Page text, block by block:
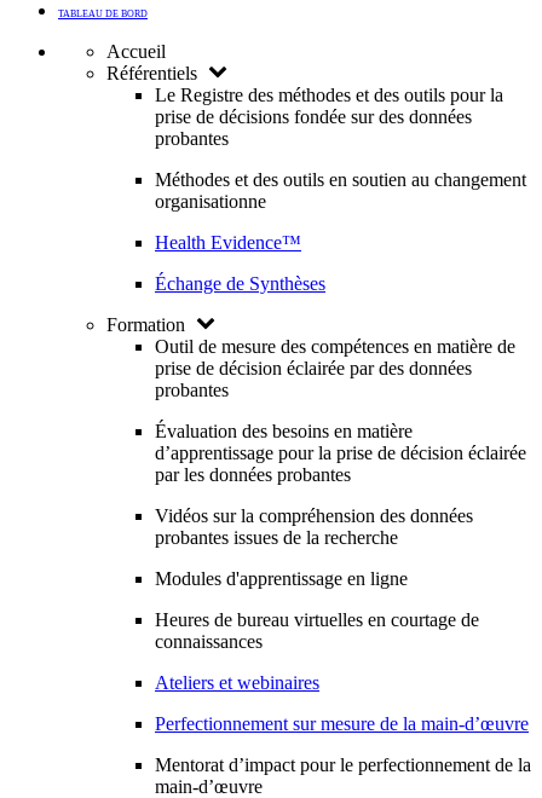
TABLEAU DE BORD
Accueil
Référentiels
Le Registre des méthodes et des outils pour la
prise de décisions fondée sur des données
probantes
Méthodes et des outils en soutien au changement
organisationne
Health Evidence™
Échange de Synthèses
Formation
Outil de mesure des compétences en matière de
prise de décision éclairée par des données
probantes
Évaluation des besoins en matière
d’apprentissage pour la prise de décision éclairée
par les données probantes
Vidéos sur la compréhension des données
probantes issues de la recherche
Modules d'apprentissage en ligne
Heures de bureau virtuelles en courtage de
connaissances
Ateliers et webinaires
Perfectionnement sur mesure de la main-d’œuvre
Mentorat d’impact pour le perfectionnement de la
main-d’œuvre